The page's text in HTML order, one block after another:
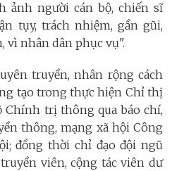
ảnh người cán bộ, chiến sĩ
tụy, trách nhiệm, gần gũi,
vì nhân dân phục vụ".
truyền, nhân rộng cách
tạo trong thực hiện Chỉ thị
Chính trị thông qua báo chí,
thông, mạng xã hội Công
đồng thời chỉ đạo đội ngũ
viên, cộng tác viên dư